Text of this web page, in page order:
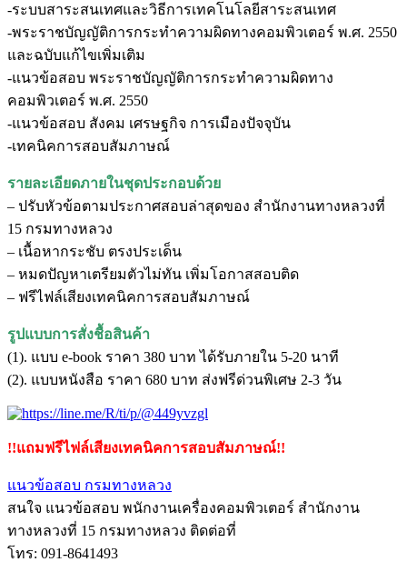
-ระบบสาระสนเทศและวิธีการเทคโนโลยีสาระสนเทศ
-พระราชบัญญัติการกระทำความผิดทางคอมพิวเตอร์ พ.ศ. 2550
และฉบับแก้ไขเพิ่มเติม
-แนวข้อสอบ พระราชบัญญัติการกระทำความผิดทาง
คอมพิวเตอร์ พ.ศ. 2550
-แนวข้อสอบ สังคม เศรษฐกิจ การเมืองปัจจุบัน
-เทคนิคการสอบสัมภาษณ์
รายละเอียดภายในชุดประกอบด้วย
– ปรับหัวข้อตามประกาศสอบล่าสุดของ สำนักงานทางหลวงที่
15 กรมทางหลวง
– เนื้อหากระชับ ตรงประเด็น
– หมดปัญหาเตรียมตัวไม่ทัน เพิ่มโอกาสสอบติด
– ฟรีไฟล์เสียงเทคนิคการสอบสัมภาษณ์
รูปแบบการสั่งชื้อสินค้า
(1). แบบ e-book ราคา 380 บาท ได้รับภายใน 5-20 นาที
(2). แบบหนังสือ ราคา 680 บาท ส่งฟรีด่วนพิเศษ 2-3 วัน
!!แถมฟรีไฟล์เสียงเทคนิคการสอบสัมภาษณ์!!
แนวข้อสอบ กรมทางหลวง
สนใจ แนวข้อสอบ พนักงานเครื่องคอมพิวเตอร์ สำนักงาน
ทางหลวงที่ 15 กรมทางหลวง ติดต่อที่
โทร: 091-8641493